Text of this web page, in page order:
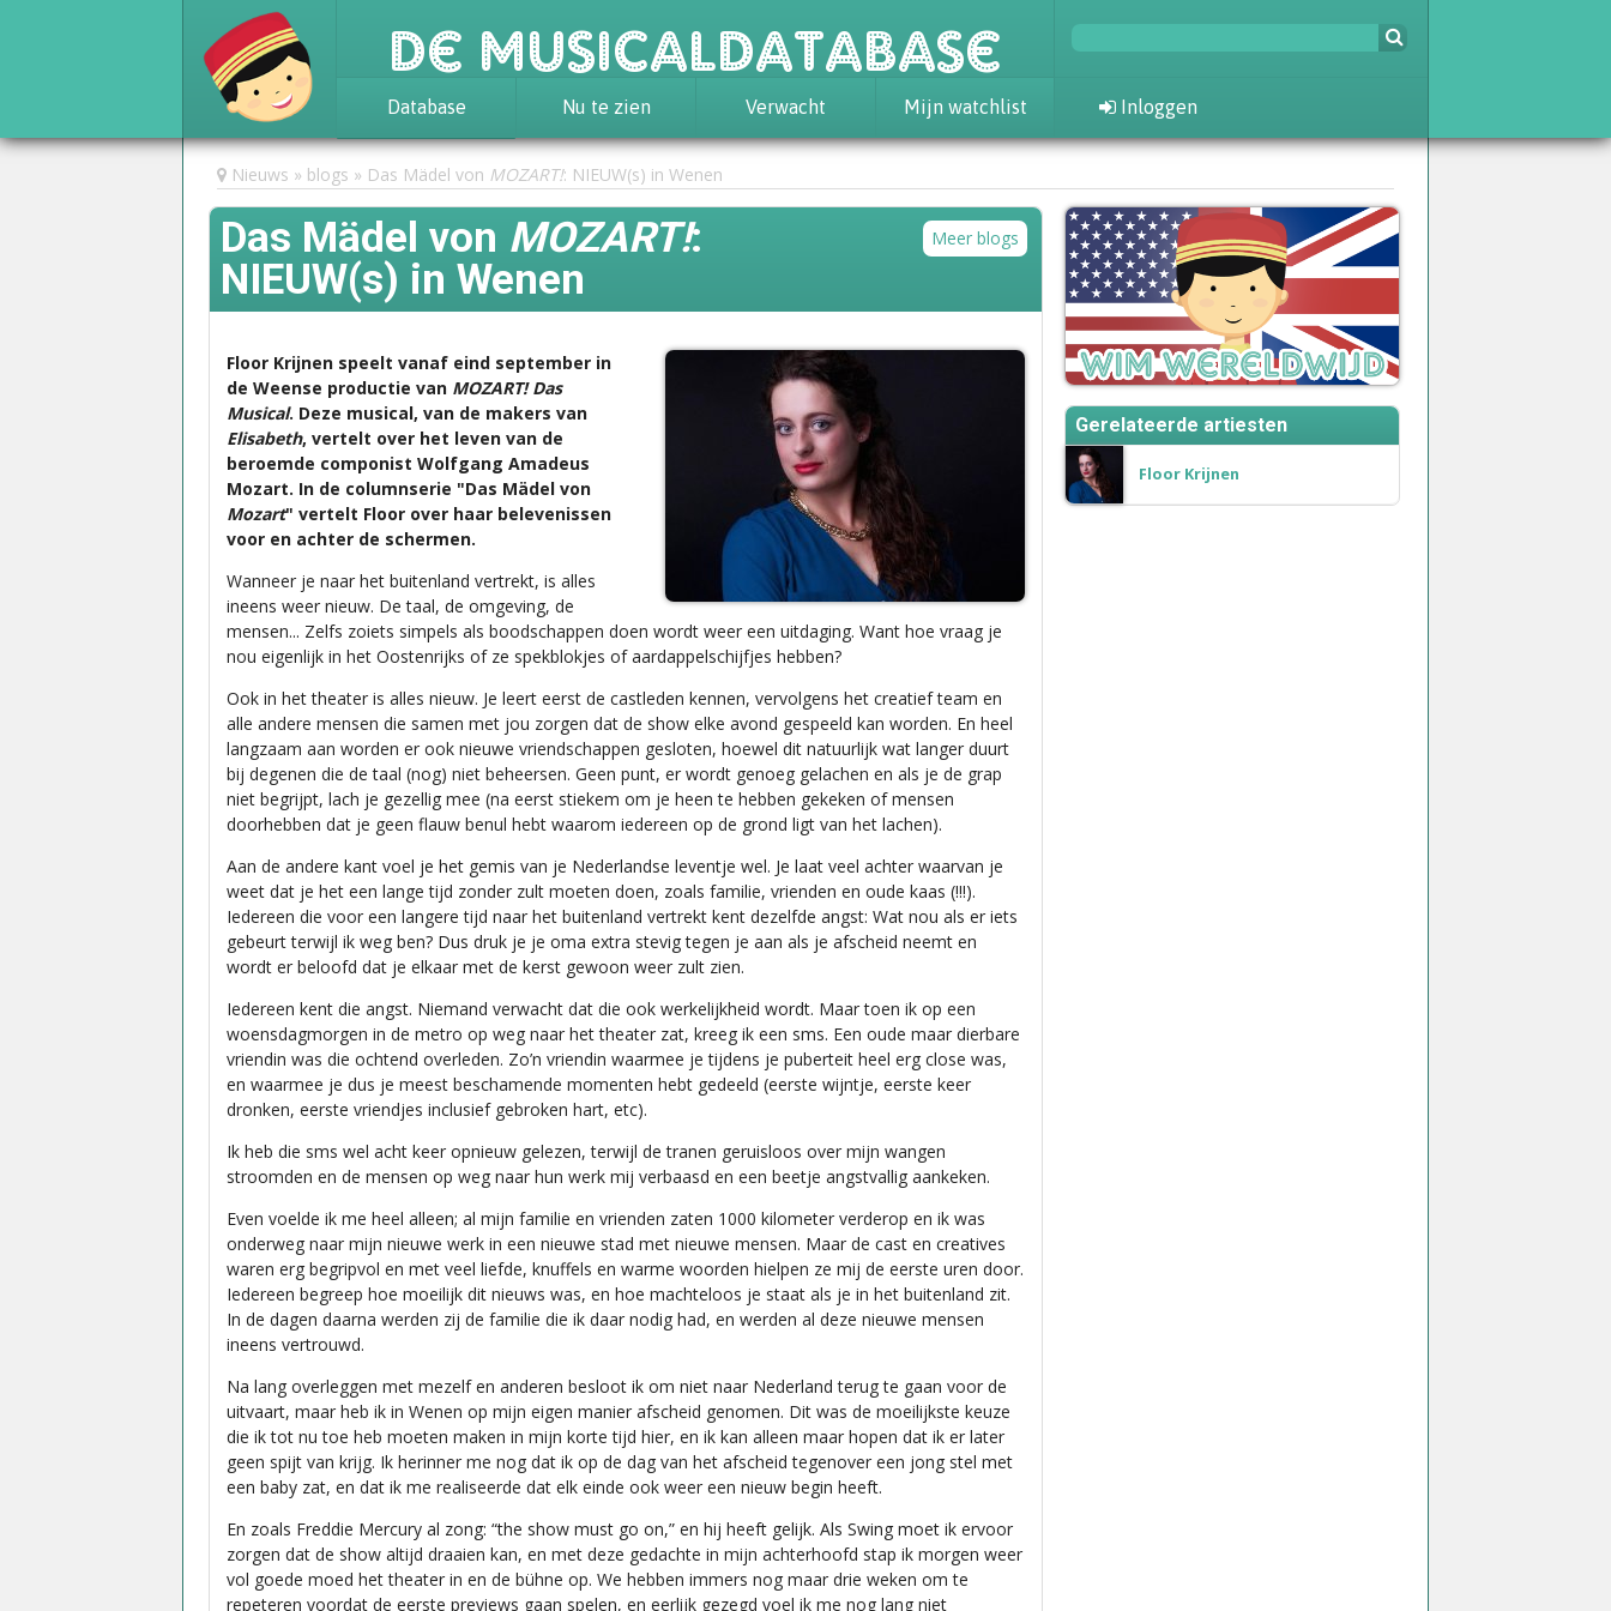
De Musicaldatabase
Database
Achtergrond
Awards
Statistieken
Nu te zien Verwacht Mijn watchlist Inloggen
Nieuws blogs Das Mädel von MOZART!: NIEUW(s) in Wenen
Das Mädel von MOZART!:
NIEUW(s) in Wenen
Meer blogs
Floor Krijnen speelt vanaf eind september in
de Weense productie van MOZART! Das
Musical. Deze musical, van de makers van
Elisabeth, vertelt over het leven van de
beroemde componist Wolfgang Amadeus
Mozart. In de columnserie "Das Mädel von
Mozart" vertelt Floor over haar belevenissen
voor en achter de schermen.
Wanneer je naar het buitenland vertrekt, is alles
ineens weer nieuw. De taal, de omgeving, de
mensen... Zelfs zoiets simpels als boodschappen doen wordt weer een uitdaging. Want hoe vraag je
nou eigenlijk in het Oostenrijks of ze spekblokjes of aardappelschijfjes hebben?
Ook in het theater is alles nieuw. Je leert eerst de castleden kennen, vervolgens het creatief team en
alle andere mensen die samen met jou zorgen dat de show elke avond gespeeld kan worden. En heel
langzaam aan worden er ook nieuwe vriendschappen gesloten, hoewel dit natuurlijk wat langer duurt
bij degenen die de taal (nog) niet beheersen. Geen punt, er wordt genoeg gelachen en als je de grap
niet begrijpt, lach je gezellig mee (na eerst stiekem om je heen te hebben gekeken of mensen
doorhebben dat je geen flauw benul hebt waarom iedereen op de grond ligt van het lachen).
Aan de andere kant voel je het gemis van je Nederlandse leventje wel. Je laat veel achter waarvan je
weet dat je het een lange tijd zonder zult moeten doen, zoals familie, vrienden en oude kaas (!!!).
Iedereen die voor een langere tijd naar het buitenland vertrekt kent dezelfde angst: Wat nou als er iets
gebeurt terwijl ik weg ben? Dus druk je je oma extra stevig tegen je aan als je afscheid neemt en
wordt er beloofd dat je elkaar met de kerst gewoon weer zult zien.
Iedereen kent die angst. Niemand verwacht dat die ook werkelijkheid wordt. Maar toen ik op een
woensdagmorgen in de metro op weg naar het theater zat, kreeg ik een sms. Een oude maar dierbare
vriendin was die ochtend overleden. Zo’n vriendin waarmee je tijdens je puberteit heel erg close was,
en waarmee je dus je meest beschamende momenten hebt gedeeld (eerste wijntje, eerste keer
dronken, eerste vriendjes inclusief gebroken hart, etc).
Ik heb die sms wel acht keer opnieuw gelezen, terwijl de tranen geruisloos over mijn wangen
stroomden en de mensen op weg naar hun werk mij verbaasd en een beetje angstvallig aankeken.
Even voelde ik me heel alleen; al mijn familie en vrienden zaten 1000 kilometer verderop en ik was
onderweg naar mijn nieuwe werk in een nieuwe stad met nieuwe mensen. Maar de cast en creatives
waren erg begripvol en met veel liefde, knuffels en warme woorden hielpen ze mij de eerste uren door.
Iedereen begreep hoe moeilijk dit nieuws was, en hoe machteloos je staat als je in het buitenland zit.
In de dagen daarna werden zij de familie die ik daar nodig had, en werden al deze nieuwe mensen
ineens vertrouwd.
Na lang overleggen met mezelf en anderen besloot ik om niet naar Nederland terug te gaan voor de
uitvaart, maar heb ik in Wenen op mijn eigen manier afscheid genomen. Dit was de moeilijkste keuze
die ik tot nu toe heb moeten maken in mijn korte tijd hier, en ik kan alleen maar hopen dat ik er later
geen spijt van krijg. Ik herinner me nog dat ik op de dag van het afscheid tegenover een jong stel met
een baby zat, en dat ik me realiseerde dat elk einde ook weer een nieuw begin heeft.
En zoals Freddie Mercury al zong: “the show must go on,” en hij heeft gelijk. Als Swing moet ik ervoor
zorgen dat de show altijd draaien kan, en met deze gedachte in mijn achterhoofd stap ik morgen weer
vol goede moed het theater in en de bühne op. We hebben immers nog maar drie weken om te
repeteren voordat de eerste previews gaan spelen, en eerlijk gezegd voel ik me nog lang niet
Nieuws en recensies vanaf West End en
Broadway
Gerelateerde artiesten
Floor Krijnen